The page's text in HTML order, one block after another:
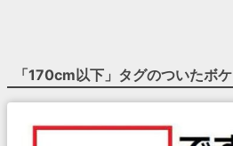
「170cm以下 」タグのついたボケ